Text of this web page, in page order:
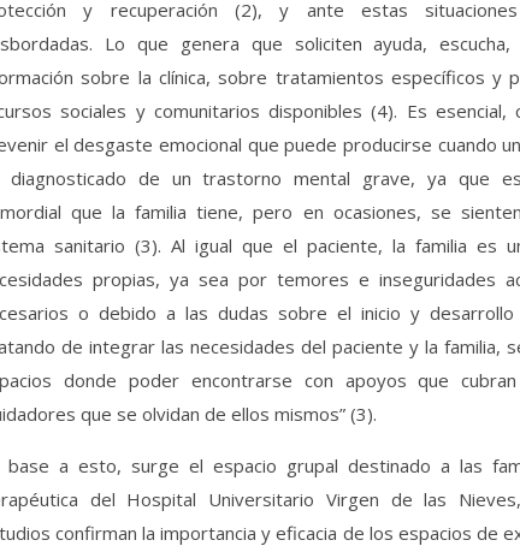
y recuperación (2), y ante estas
Lo que genera que soliciten ayuda,
sobre la clínica, sobre tratamientos específicos y
sociales y comunitarios disponibles (4). Es
el desgaste emocional que puede producirse cuando
diagnosticado de un trastorno mental grave, ya que
que la familia tiene, pero en ocasiones, se
sanitario (3). Al igual que el paciente, la familia es
propias, ya sea por temores e inseguridades
o debido a las dudas sobre el inicio y
de integrar las necesidades del paciente y la familia,
donde poder encontrarse con apoyos que
que se olvidan de ellos mismos” (3).
base a esto, surge el espacio grupal destinado a las
del Hospital Universitario Virgen de las
confirman la importancia y eficacia de los espacios de